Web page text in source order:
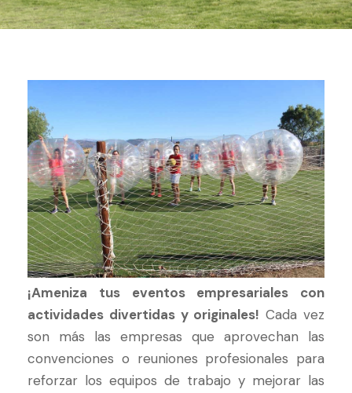
¡Ameniza tus eventos empresariales con
actividades divertidas y originales! Cada vez
son más las empresas que aprovechan las
convenciones o reuniones profesionales para
reforzar los equipos de trabajo y mejorar las